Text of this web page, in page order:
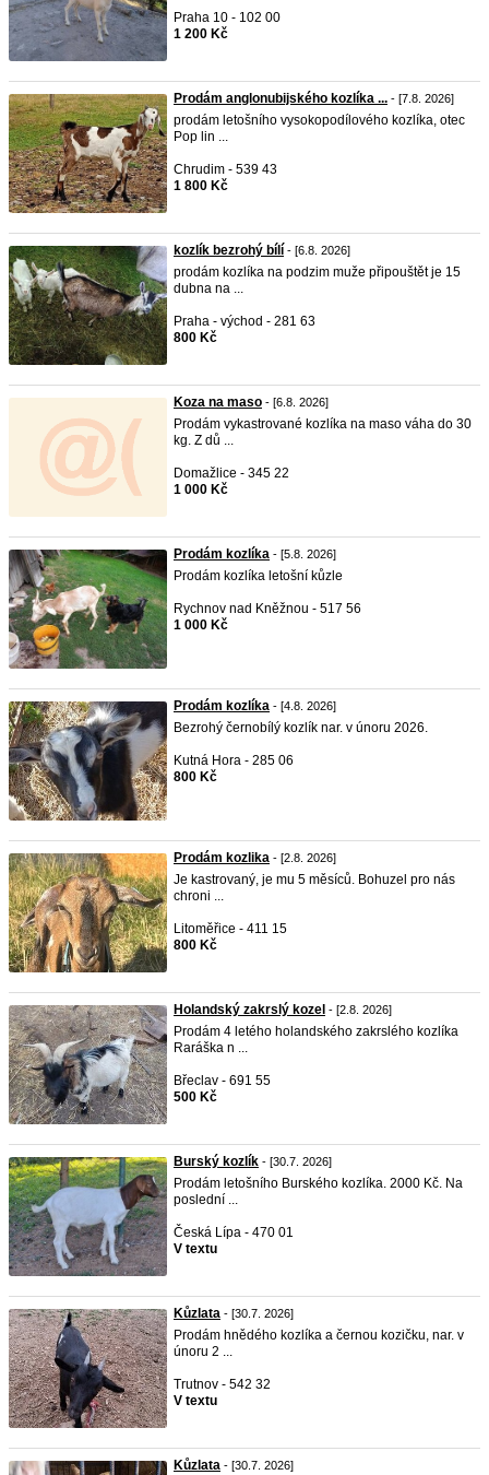
Praha 10 - 102 00
1 200 Kč
Prodám anglonubijského kozlíka ... - [7.8. 2026]
prodám letošního vysokopodílového kozlíka, otec
Pop lin ...
Chrudim - 539 43
1 800 Kč
kozlík bezrohý bílí - [6.8. 2026]
prodám kozlíka na podzim muže připouštět je 15
dubna na ...
Praha - východ - 281 63
800 Kč
Koza na maso - [6.8. 2026]
Prodám vykastrované kozlíka na maso váha do 30
kg. Z dů ...
Domažlice - 345 22
1 000 Kč
Prodám kozlíka - [5.8. 2026]
Prodám kozlíka letošní kůzle
Rychnov nad Kněžnou - 517 56
1 000 Kč
Prodám kozlíka - [4.8. 2026]
Bezrohý černobílý kozlík nar. v únoru 2026.
Kutná Hora - 285 06
800 Kč
Prodám kozlika - [2.8. 2026]
Je kastrovaný, je mu 5 měsíců. Bohuzel pro nás
chroni ...
Litoměřice - 411 15
800 Kč
Holandský zakrslý kozel - [2.8. 2026]
Prodám 4 letého holandského zakrslého kozlíka
Raráška n ...
Břeclav - 691 55
500 Kč
Burský kozlík - [30.7. 2026]
Prodám letošního Burského kozlíka. 2000 Kč. Na
poslední ...
Česká Lípa - 470 01
V textu
Kůzlata - [30.7. 2026]
Prodám hnědého kozlíka a černou kozičku, nar. v
únoru 2 ...
Trutnov - 542 32
V textu
Kůzlata - [30.7. 2026]